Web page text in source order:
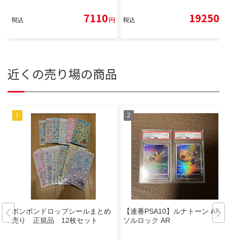
税込 7110円 税込 19250
近くの売り場の商品
ボンボンドロップシールまとめ
売り 正規品 12枚セット
【連番PSA10】ルナトーン AR
ソルロック AR